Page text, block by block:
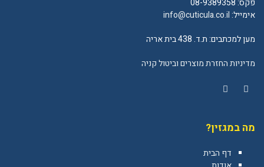
פקס: 08-9389358
אימייל:info@cuticula.co.il
מען למכתבים: ת.ד. 438 בית אריה
מדיניות החזרת מוצרים וביטול קניה
מה במגזין?
דף הבית